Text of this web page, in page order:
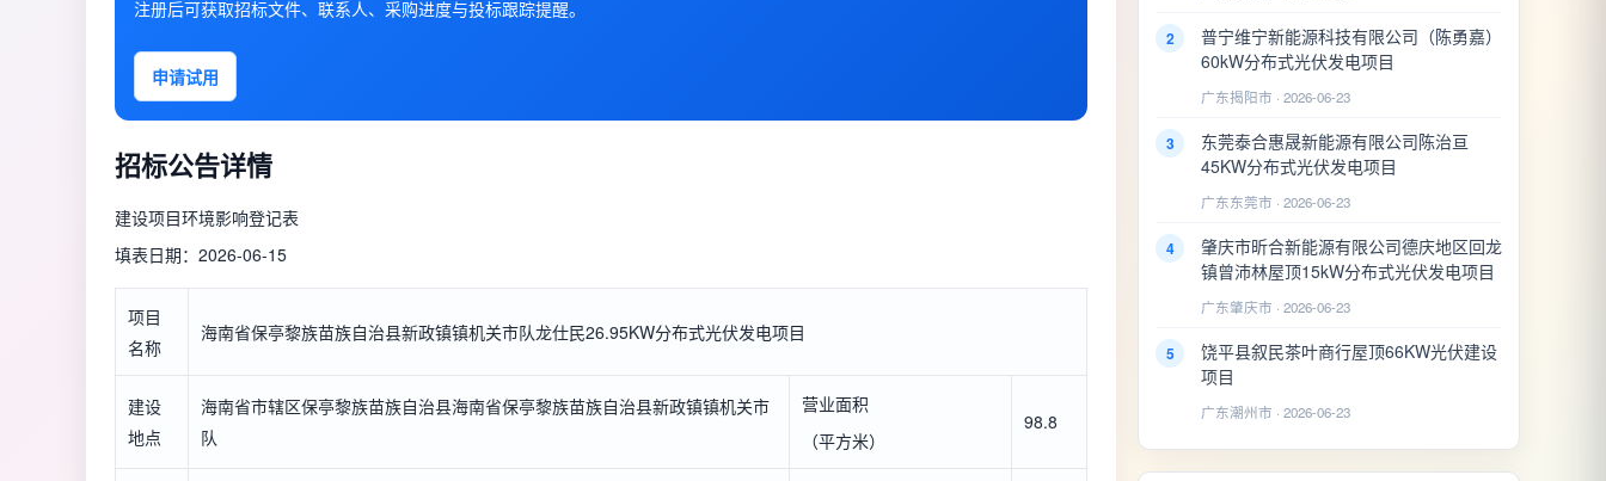
注册后可获取招标文件、联系人、采购进度与投标跟踪提醒。
申请试用
招标公告详情
建设项目环境影响登记表
填表日期：2026-06-15
项目
名称
海南省保亭黎族苗族自治县新政镇镇机关市队龙仕民26.95KW分布式光伏发电项目
建设
地点
海南省市辖区保亭黎族苗族自治县海南省保亭黎族苗族自治县新政镇镇机关市
队
营业面积
（平方米）
98.8
2
普宁维宁新能源科技有限公司（陈勇嘉）
60kW分布式光伏发电项目
广东揭阳市 · 2026-06-23
3
东莞泰合惠晟新能源有限公司陈治亘
45KW分布式光伏发电项目
广东东莞市 · 2026-06-23
4
肇庆市昕合新能源有限公司德庆地区回龙
镇曾沛林屋顶15kW分布式光伏发电项目
广东肇庆市 · 2026-06-23
5
饶平县叙民茶叶商行屋顶66KW光伏建设
项目
广东潮州市 · 2026-06-23